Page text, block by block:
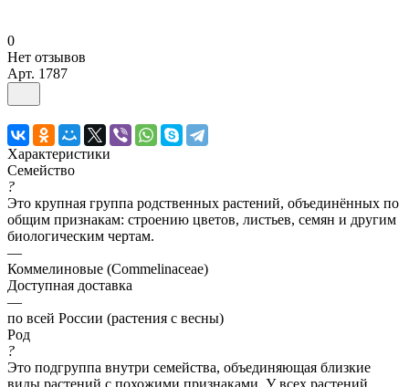
0
Нет отзывов
Арт. 1787
Характеристики
Семейство
?
Это крупная группа родственных растений, объединённых по
общим признакам: строению цветов, листьев, семян и другим
биологическим чертам.
—
Коммелиновые (Commelinaceae)
Доступная доставка
—
по всей России (растения с весны)
Род
?
Это подгруппа внутри семейства, объединяющая близкие
виды растений с похожими признаками. У всех растений